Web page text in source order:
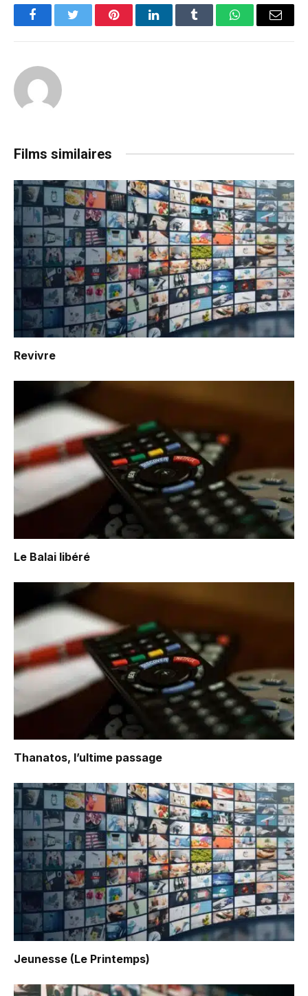
FacebookTwitter PinterestLinkedInTumblr WhatsAppEmail
Films similaires
Revivre
Le Balai libéré
Thanatos, l’ultime passage
Jeunesse (Le Printemps)